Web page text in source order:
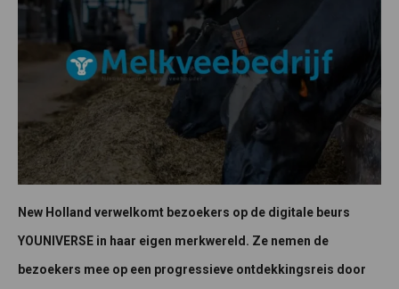
New Holland verwelkomt bezoekers op de digitale beurs
YOUNIVERSE in haar eigen merkwereld. Ze nemen de
bezoekers mee op een progressieve ontdekkingsreis door